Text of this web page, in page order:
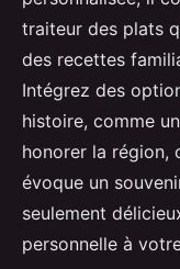
traiteur des plats
des recettes
Intégrez des
histoire, comme
honorer la région,
évoque un
seulement
personnelle à